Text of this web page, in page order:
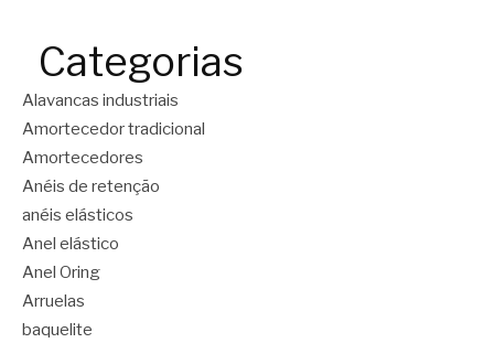
Categorias
Alavancas industriais
Amortecedor tradicional
Amortecedores
Anéis de retenção
anéis elásticos
Anel elástico
Anel Oring
Arruelas
baquelite